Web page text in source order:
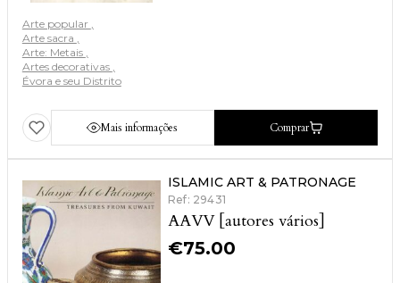
Arte popular
Arte sacra
Arte: Metais
Artes decorativas
Évora e seu Distrito
Mais informações Comprar
ISLAMIC ART & PATRONAGE
Ref: 29431
AAVV [autores vários]
€75.00